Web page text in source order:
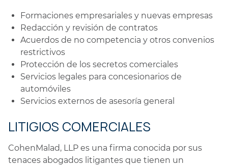
Formaciones empresariales y nuevas empresas
Redacción y revisión de contratos
Acuerdos de no competencia y otros convenios
restrictivos
Protección de los secretos comerciales
Servicios legales para concesionarios de
automóviles
Servicios externos de asesoría general
LITIGIOS COMERCIALES
CohenMalad, LLP es una firma conocida por sus
tenaces abogados litigantes que tienen un